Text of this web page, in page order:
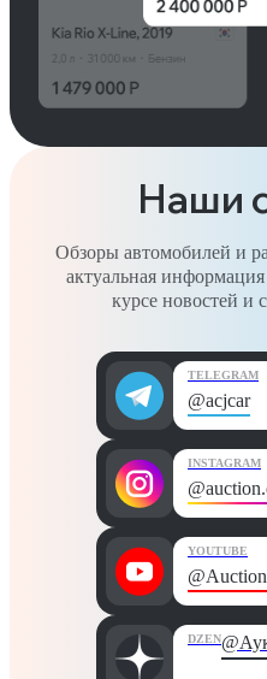
Наши
Обзоры автомобилей и
актуальная
курсе новостей и
TELEGRAM
@acjcar
INSTAGRAM
YOUTUBE
DZEN